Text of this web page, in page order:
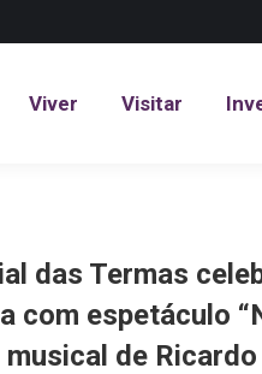
Viver Visitar
das Termas
com espetáculo
de
Viver Visitar